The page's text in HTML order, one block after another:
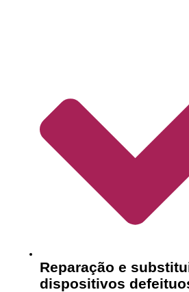
Reparação e
dispositivos